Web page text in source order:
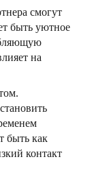
смогут
быть уютное
на
быть как
контакт